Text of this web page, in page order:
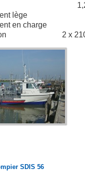
lège
en charge
2 x
SDIS 56